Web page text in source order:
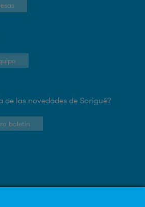
de las novedades de Sorigué?
boletín